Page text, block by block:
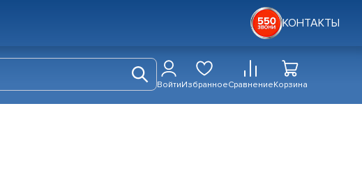
КОНТАКТЫ
ВойтиИзбранноеСравнениеКорзина